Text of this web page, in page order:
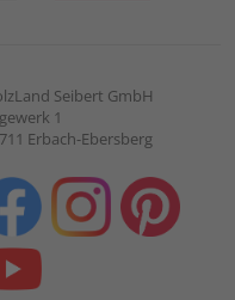
Seibert GmbH
1
Erbach-Ebersberg